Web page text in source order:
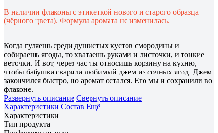
В наличии флаконы с этикеткой нового и старого образца
(чёрного цвета). Формула аромата не изменилась.
Когда гуляешь среди душистых кустов смородины и
собираешь ягоды, то хватаешь руками и листочки, и тонкие
веточки. И вот, через час ты относишь корзину на кухню,
чтобы бабушка сварила любимый джем из сочных ягод. Джем
закончился быстро, но аромат остался. Его мы и сохранили во
флаконе.
Развернуть описание Свернуть описание
Характеристики Состав Ещё
Характеристики
Тип продукта